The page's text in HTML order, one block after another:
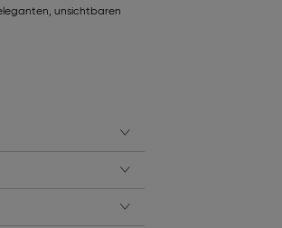
unsichtbaren